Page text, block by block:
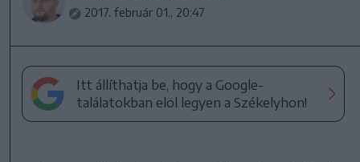
2017. február 01., 20:47
Itt állíthatja be, hogy a Google-
találatokban elöl legyen a Székelyhon!